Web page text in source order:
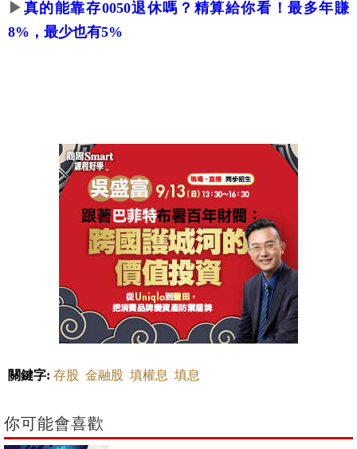
▶ 真的能靠存0050退休嗎？精算給你看！最多年賺
8%，最少也有5%
關鍵字: 存股 金融股 填權息 填息
你可能會喜歡